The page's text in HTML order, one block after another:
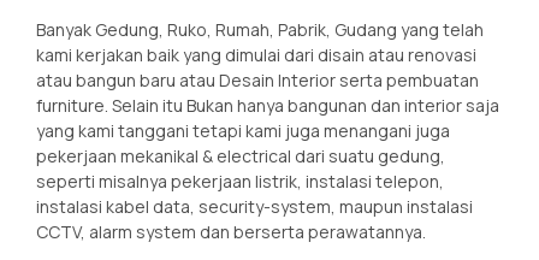
Banyak Gedung, Ruko, Rumah, Pabrik, Gudang yang telah
kami kerjakan baik yang dimulai dari disain atau renovasi
atau bangun baru atau Desain Interior serta pembuatan
furniture. Selain itu Bukan hanya bangunan dan interior saja
yang kami tanggani tetapi kami juga menangani juga
pekerjaan mekanikal & electrical dari suatu gedung,
seperti misalnya pekerjaan listrik, instalasi telepon,
instalasi kabel data, security-system, maupun instalasi
CCTV, alarm system dan berserta perawatannya.